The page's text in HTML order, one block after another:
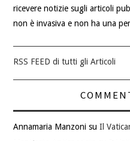
ricevere notizie sugli articoli
non è invasiva e non ha una
RSS FEED di tutti gli Articoli
Annamaria Manzoni suIl